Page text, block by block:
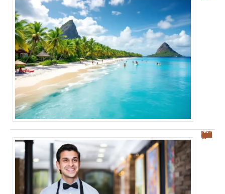
Les meilleurs restaurants à Palerme : nos conseils pour bien manger et savourer !